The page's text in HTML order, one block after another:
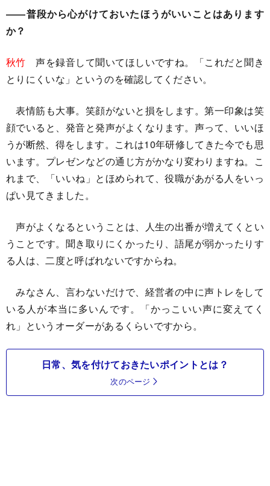
――普段から心がけておいたほうがいいことはあります
か？
秋竹 声を録音して聞いてほしいですね。「これだと聞き
とりにくいな」というのを確認してください。
表情筋も大事。笑顔がないと損をします。第一印象は笑
顔でいると、発音と発声がよくなります。声って、いいほ
うが断然、得をします。これは10年研修してきた今でも思
います。プレゼンなどの通じ方がかなり変わりますね。こ
れまで、「いいね」とほめられて、役職があがる人をいっ
ぱい見てきました。
声がよくなるということは、人生の出番が増えてくとい
うことです。聞き取りにくかったり、語尾が弱かったりす
る人は、二度と呼ばれないですからね。
みなさん、言わないだけで、経営者の中に声トレをして
いる人が本当に多いんです。「かっこいい声に変えてく
れ」というオーダーがあるくらいですから。
日常、気を付けておきたいポイントとは？
次のページ